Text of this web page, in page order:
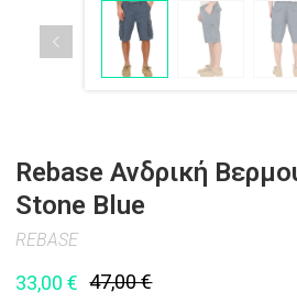
Rebase Ανδρική
Stone Blue
REBASE
33,00€ 47,00€